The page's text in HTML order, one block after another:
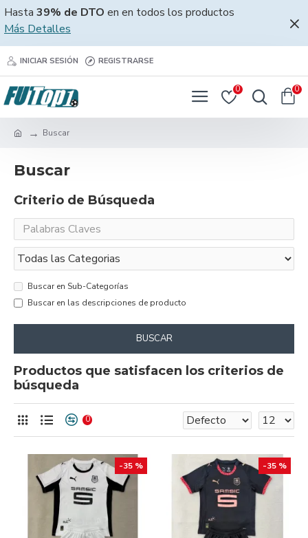
Hasta 39% de DTO en en todos los productos
Más Detalles
INICIAR SESIÓN REGISTRARSE
0 0
Buscar
Buscar
Criterio de Búsqueda
Buscar en Sub-Categorías
Buscar en las descripciones de producto
BUSCAR
Productos que satisfacen los criterios de
búsqueda
0
-35 % -35 %